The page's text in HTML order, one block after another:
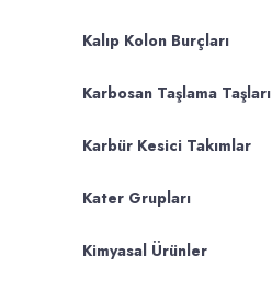
Kalıp Kolon Burçları
Karbosan Taşlama Taşları
Karbür Kesici Takımlar
Kater Grupları
Kimyasal Ürünler